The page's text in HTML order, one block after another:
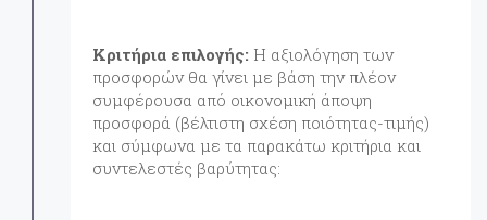
Κριτήρια επιλογής: Η αξιολόγηση των
προσφορών θα γίνει με βάση την πλέον
συμφέρουσα από οικονομική άποψη
προσφορά (βέλτιστη σχέση ποιότητας-τιμής)
και σύμφωνα με τα παρακάτω κριτήρια και
συντελεστές βαρύτητας: